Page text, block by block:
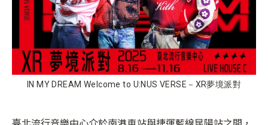
IN MY DREAM Welcome to U:NUS VERSE－XR夢境派對